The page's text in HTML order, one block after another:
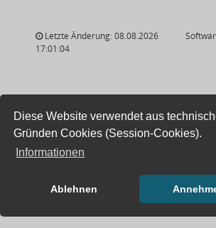
Diese Website verwendet aus
Gründen Cookies (Session-Cookies).
Informationen
Ablehnen
Letzte Änderung: 08.08.2026
17:01:04